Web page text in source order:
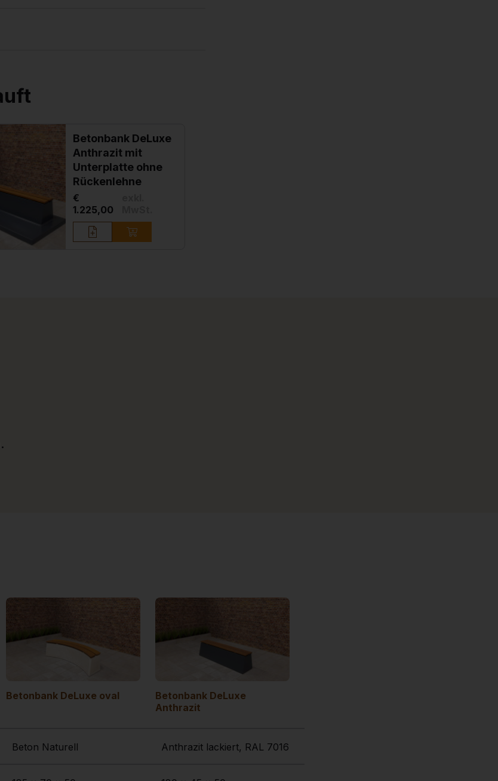
Betonbank DeLuxe
Anthrazit mit
Unterplatte ohne
Rückenlehne
€
1.225,00
Betonbank DeLuxe oval
Betonbank DeLuxe
Anthrazit
Beton Naturell Anthrazit lackiert, RAL 7016